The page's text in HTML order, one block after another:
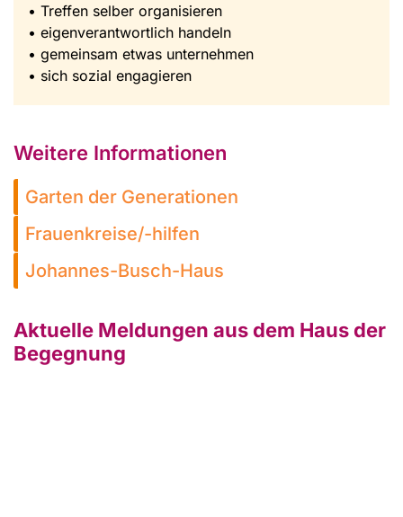
• Treffen selber organisieren
• eigenverantwortlich handeln
• gemeinsam etwas unternehmen
• sich sozial engagieren
Weitere Informationen
Garten der Generationen
Frauenkreise/-hilfen
Johannes-Busch-Haus
Aktuelle Meldungen aus dem Haus der
Begegnung